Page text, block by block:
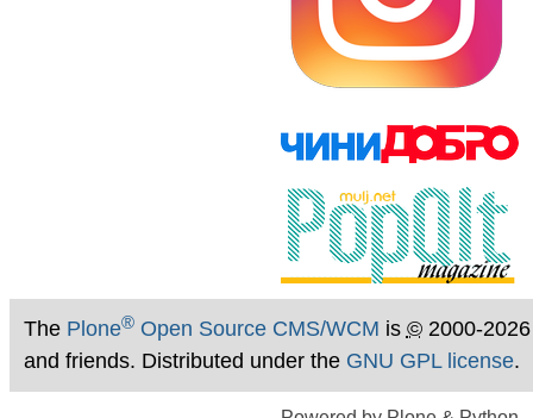
The Plone®Open Source CMS/WCM is ©2000-
and friends. Distributed under the GNU GPL license.